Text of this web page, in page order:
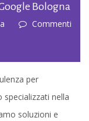
Bologna
Commenti
per
specializzati nella
soluzioni e